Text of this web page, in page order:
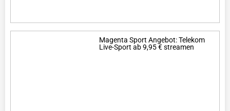
Magenta Sport Angebot: Telekom
Live-Sport ab 9,95 € streamen